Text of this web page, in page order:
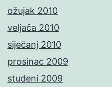
ožujak 2010
veljača 2010
siječanj 2010
prosinac 2009
studeni 2009